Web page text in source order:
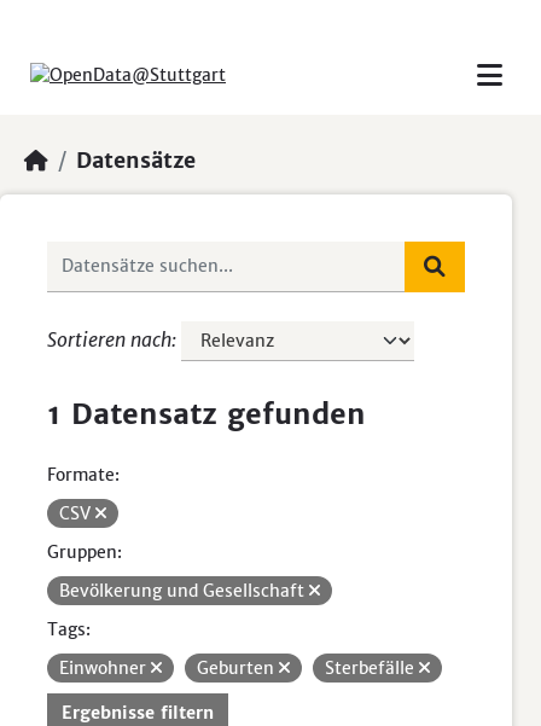
Datensätze
Sortieren nach
1 Datensatz gefunden
Formate:
CSV
Gruppen:
Bevölkerung und Gesellschaft
Tags:
Einwohner
Geburten Sterbefälle
Ergebnisse filtern